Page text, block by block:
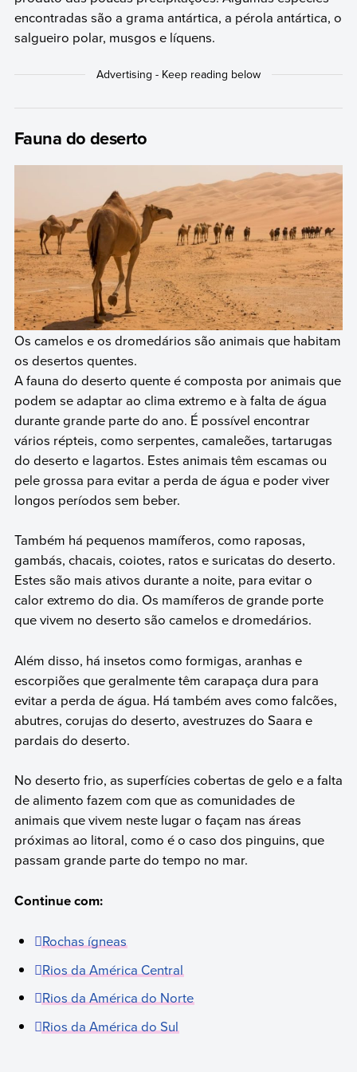
encontradas são a grama antártica, a pérola antártica, o
salgueiro polar, musgos e líquens.
Fauna do deserto
Os camelos e os dromedários são animais que habitam
os desertos quentes.
A fauna do deserto quente é composta por animais que
podem se adaptar ao clima extremo e à falta de água
durante grande parte do ano. É possível encontrar
vários répteis, como serpentes, camaleões, tartarugas
do deserto e lagartos. Estes animais têm escamas ou
pele grossa para evitar a perda de água e poder viver
longos períodos sem beber.
Também há pequenos mamíferos, como raposas,
gambás, chacais, coiotes, ratos e suricatas do deserto.
Estes são mais ativos durante a noite, para evitar o
calor extremo do dia. Os mamíferos de grande porte
que vivem no deserto são camelos e dromedários.
Além disso, há insetos como formigas, aranhas e
escorpiões que geralmente têm carapaça dura para
evitar a perda de água. Há também aves como falcões,
abutres, corujas do deserto, avestruzes do Saara e
pardais do deserto.
No deserto frio, as superfícies cobertas de gelo e a falta
de alimento fazem com que as comunidades de
animais que vivem neste lugar o façam nas áreas
próximas ao litoral, como é o caso dos pinguins, que
passam grande parte do tempo no mar.
Continue com:
Rochas ígneas
Rios da América Central
Rios da América do Norte
Rios da América do Sul